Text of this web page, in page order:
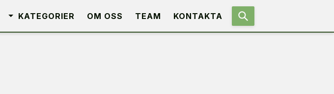
KATEGORIER OM OSS TEAM KONTAKTA